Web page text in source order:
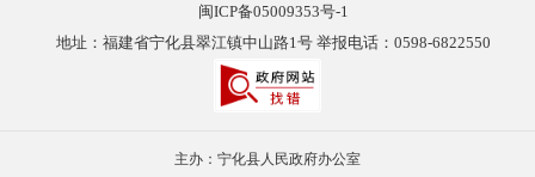
闽ICP备05009353号-1
地址：福建省宁化县翠江镇中山路1号 举报电话：0598-6822550
主办：宁化县人民政府办公室